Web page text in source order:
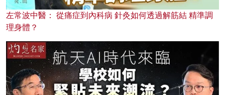
左常波中醫： 從痛症到內科病 針灸如何透過解筋結 精準調
理身體？